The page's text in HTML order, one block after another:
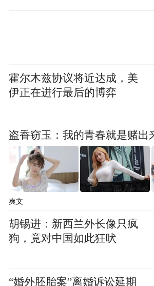
金融剧里交易员敲错键盘，法
错法条，大部分人未必能立
不一样，几乎人人都去过医
怎么说话、怎么走路、手
样。我们对那个场景有一种天
任何一点虚假都会在第一时间
更麻烦的是专业门槛。编剧
被术语包围的日常，从病
程，哪个环节出了错，都会立
霍尔木兹协议将近达成，美
伊正在进行最后的博弈
盗香窃玉：我的青春就是赌出
爽文
胡锡进：新西兰外长像只疯
狗，竟对中国如此狂吠
“婚外胚胎案”离婚诉讼延期